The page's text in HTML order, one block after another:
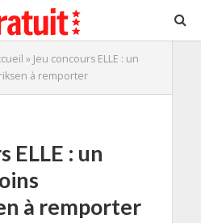
» Jeu concours ELLE : un
à remporter
ELLE : un
à remporter